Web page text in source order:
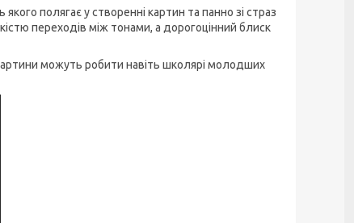
полягає у створенні картин та панно зі страз
переходів між тонами, а дорогоцінний блиск
можуть робити навіть школярі молодших